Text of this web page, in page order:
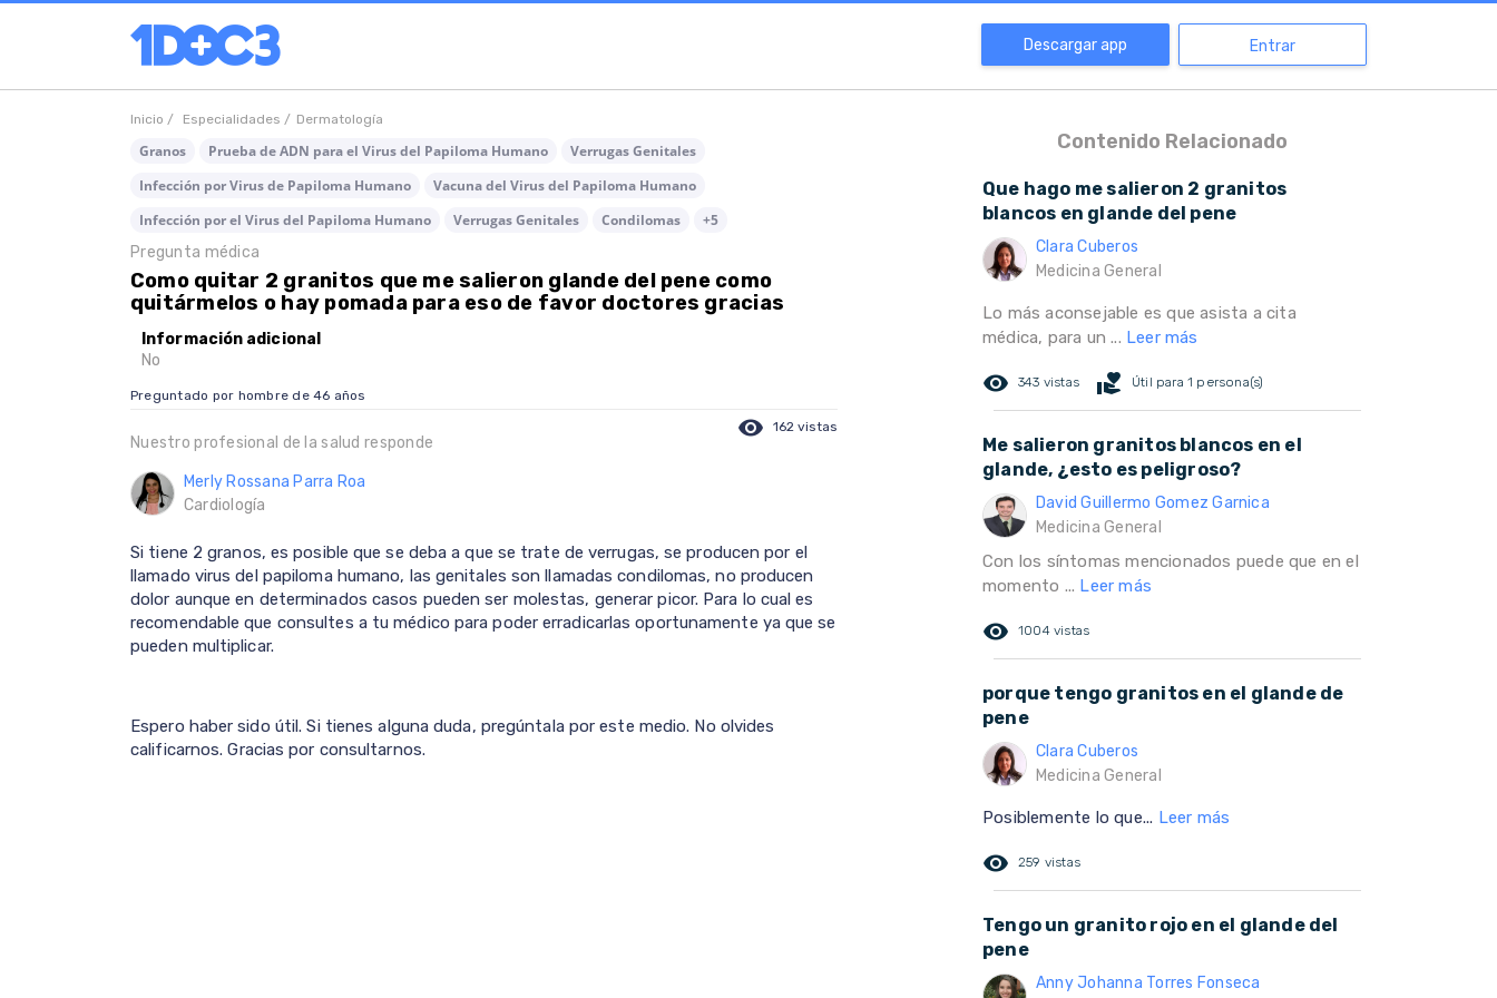
Descargar app Entrar
Inicio / Especialidades / Dermatología
Granos Prueba de ADN para el Virus del Papiloma Humano
Verrugas Genitales
Infección por Virus de Papiloma Humano
Vacuna del Virus del Papiloma Humano
Infección por el Virus del Papiloma Humano
Verrugas Genitales Condilomas
+5
Pregunta médica
Como quitar 2 granitos que me salieron glande del pene como
quitármelos o hay pomada para eso de favor doctores gracias
Información adicional
No
Preguntado por hombre de 46 años
visibility 162 vistas
Nuestro profesional de la salud responde
Merly Rossana Parra Roa
Cardiología
Si tiene 2 granos, es posible que se deba a que se trate de verrugas, se producen por el
llamado virus del papiloma humano, las genitales son llamadas condilomas, no producen
dolor aunque en determinados casos pueden ser molestas, generar picor. Para lo cual es
recomendable que consultes a tu médico para poder erradicarlas oportunamente ya que se
pueden multiplicar.
Espero haber sido útil. Si tienes alguna duda, pregúntala por este medio. No olvides
calificarnos. Gracias por consultarnos.
Contenido Relacionado
Que hago me salieron 2 granitos
blancos en glande del pene
Clara Cuberos
Medicina General
Lo más aconsejable es que asista a cita
médica, para un ... Leer más
remove_red_eye 343 vistas volunteer_activism Útil para 1 persona(s)
Me salieron granitos blancos en el
glande, ¿esto es peligroso?
David Guillermo Gomez Garnica
Medicina General
Con los síntomas mencionados puede que en el
momento ... Leer más
remove_red_eye 1004 vistas
porque tengo granitos en el glande de
pene
Clara Cuberos
Medicina General
Posiblemente lo que... Leer más
remove_red_eye 259 vistas
Tengo un granito rojo en el glande del
pene
Anny Johanna Torres Fonseca